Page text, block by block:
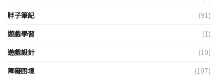
胖子筆記
(91)
遊戲學習
(1)
遊戲設計
(10)
障礙困境
(107)